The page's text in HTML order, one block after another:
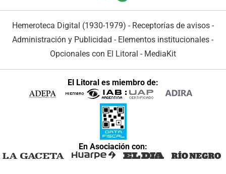
Hemeroteca Digital (1930-1979) - Receptorías de avisos -
Administración y Publicidad - Elementos institucionales -
Opcionales con El Litoral - MediaKit
El Litoral es miembro de:
En Asociación con: